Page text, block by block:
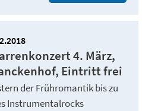
4. März,
Eintritt frei
der Frühromantik bis zu
Instrumentalrocks